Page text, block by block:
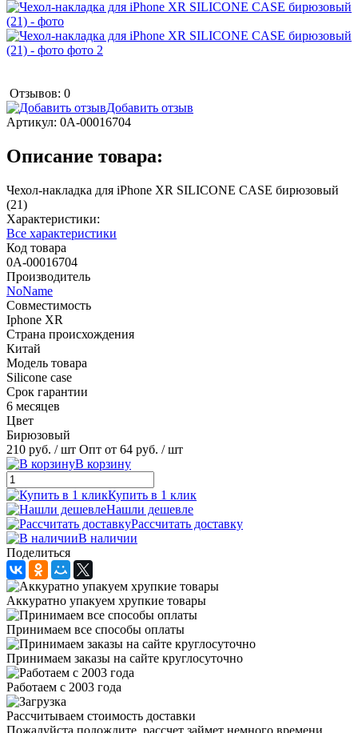
Отзывов: 0
Добавить отзыв
Артикул: 0А-00016704
Описание товара:
Чехол-накладка для iPhone XR SILICONE CASE бирюзовый
(21)
Характеристики:
Все характеристики
Код товара
0А-00016704
Производитель
NoName
Совместимость
Iphone XR
Страна происхождения
Китай
Модель товара
Silicone case
Срок гарантии
6 месяцев
Цвет
Бирюзовый
210 руб. / шт Опт от 64 руб. / шт
В корзину
Купить в 1 клик
Нашли дешевле
Рассчитать доставку
В наличии
Поделиться
Аккуратно упакуем хрупкие товары
Принимаем все способы оплаты
Принимаем заказы на сайте круглосуточно
Работаем с 2003 года
Рассчитываем стоимость доставки
Пожалуйста подождите, рассчет займет немного времени